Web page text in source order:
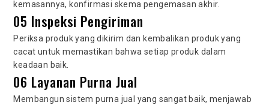
kemasannya, konfirmasi skema pengemasan akhir.
05 Inspeksi Pengiriman
Periksa produk yang dikirim dan kembalikan produk yang
cacat untuk memastikan bahwa setiap produk dalam
keadaan baik.
06 Layanan Purna Jual
Membangun sistem purna jual yang sangat baik, menjawab